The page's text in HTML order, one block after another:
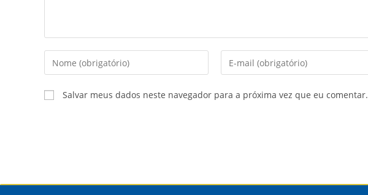
Salvar meus dados neste navegador para a próxima vez que eu comentar.